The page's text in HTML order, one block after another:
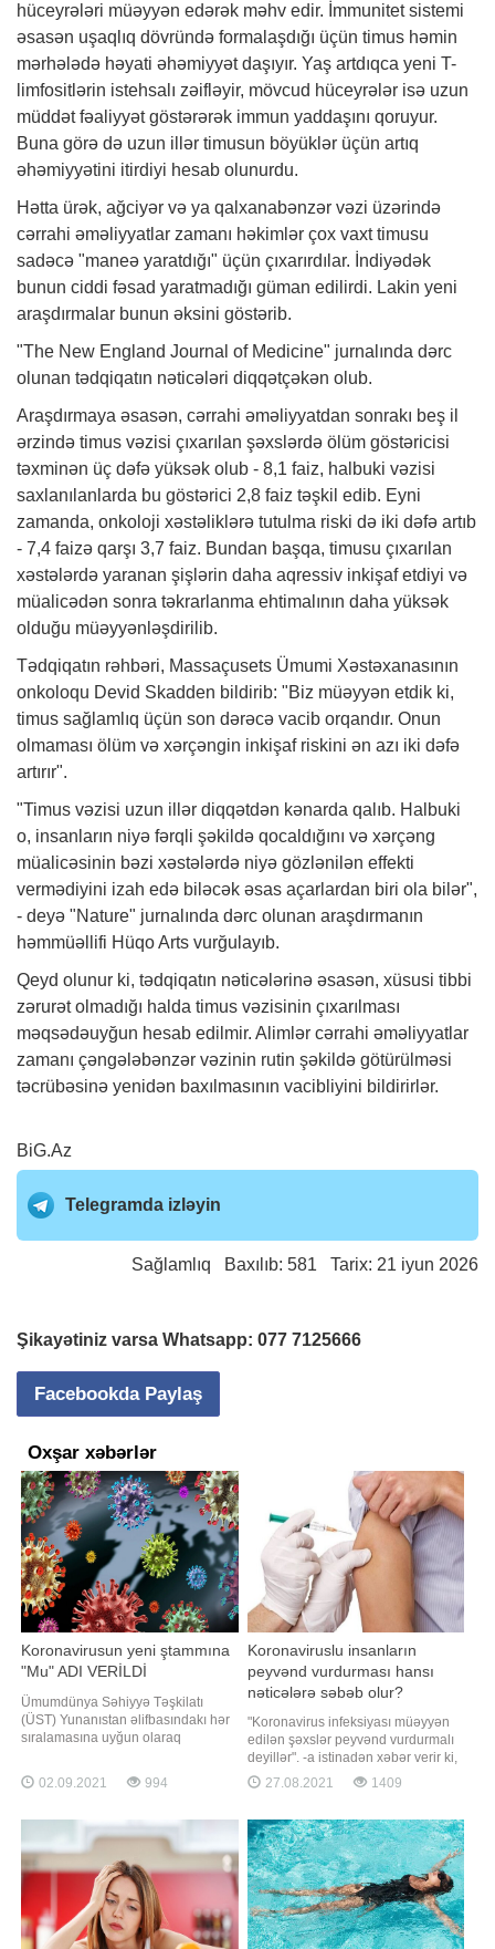
hüceyrələri müəyyən edərək məhv edir. İmmunitet sistemi
əsasən uşaqlıq dövründə formalaşdığı üçün timus həmin
mərhələdə həyati əhəmiyyət daşıyır. Yaş artdıqca yeni T-
limfositlərin istehsalı zəifləyir, mövcud hüceyrələr isə uzun
müddət fəaliyyət göstərərək immun yaddaşını qoruyur.
Buna görə də uzun illər timusun böyüklər üçün artıq
əhəmiyyətini itirdiyi hesab olunurdu.
Hətta ürək, ağciyər və ya qalxanabənzər vəzi üzərində
cərrahi əməliyyatlar zamanı həkimlər çox vaxt timusu
sadəcə "maneə yaratdığı" üçün çıxarırdılar. İndiyədək
bunun ciddi fəsad yaratmadığı güman edilirdi. Lakin yeni
araşdırmalar bunun əksini göstərib.
"The New England Journal of Medicine" jurnalında dərc
olunan tədqiqatın nəticələri diqqətçəkən olub.
Araşdırmaya əsasən, cərrahi əməliyyatdan sonrakı beş il
ərzində timus vəzisi çıxarılan şəxslərdə ölüm göstəricisi
təxminən üç dəfə yüksək olub - 8,1 faiz, halbuki vəzisi
saxlanılanlarda bu göstərici 2,8 faiz təşkil edib. Eyni
zamanda, onkoloji xəstəliklərə tutulma riski də iki dəfə artıb
- 7,4 faizə qarşı 3,7 faiz. Bundan başqa, timusu çıxarılan
xəstələrdə yaranan şişlərin daha aqressiv inkişaf etdiyi və
müalicədən sonra təkrarlanma ehtimalının daha yüksək
olduğu müəyyənləşdirilib.
Tədqiqatın rəhbəri, Massaçusets Ümumi Xəstəxanasının
onkoloqu Devid Skadden bildirib: "Biz müəyyən etdik ki,
timus sağlamlıq üçün son dərəcə vacib orqandır. Onun
olmaması ölüm və xərçəngin inkişaf riskini ən azı iki dəfə
artırır".
"Timus vəzisi uzun illər diqqətdən kənarda qalıb. Halbuki
o, insanların niyə fərqli şəkildə qocaldığını və xərçəng
müalicəsinin bəzi xəstələrdə niyə gözlənilən effekti
vermədiyini izah edə biləcək əsas açarlardan biri ola bilər",
- deyə "Nature" jurnalında dərc olunan araşdırmanın
həmmüəllifi Hüqo Arts vurğulayıb.
Qeyd olunur ki, tədqiqatın nəticələrinə əsasən, xüsusi tibbi
zərurət olmadığı halda timus vəzisinin çıxarılması
məqsədəuyğun hesab edilmir. Alimlər cərrahi əməliyyatlar
zamanı çəngələbənzər vəzinin rutin şəkildə götürülməsi
təcrübəsinə yenidən baxılmasının vacibliyini bildirirlər.
BiG.Az
Telegramda izləyin
Sağlamlıq Baxılıb: 581 Tarix: 21 iyun 2026
Şikayətiniz varsa Whatsapp: 077 7125666
Facebookda Paylaş
Oxşar xəbərlər
Koronavirusun yeni ştammına
"Mu" ADI VERİLDİ
Ümumdünya Səhiyyə Təşkilatı
(ÜST) Yunanıstan əlifbasındakı hər
sıralamasına uyğun olaraq
gəlinən koronavirusun yeni
ştammını (B.1.621) "Mu" adlandırıb.
barədə ölkənin Səhiyyə Nazirliyi
məlumat yayıb. May ayından
etibarən Domikanı
02.09.2021 994
Koronaviruslu insanların
peyvənd vurdurması hansı
nəticələrə səbəb olur?
"Koronavirus infeksiyası müəyyən
edilən şəxslər peyvənd vurdurmalı
deyillər". -a istinadən xəbər verir ki,
bu barədə biologiya elmlər doktoru,
Corc Meyson Universitetinin Sistem
Ança Baranova "Sputnik" radiosuna
açıqlamasında deyib. Həmçinin,
nəzər
27.08.2021 1409